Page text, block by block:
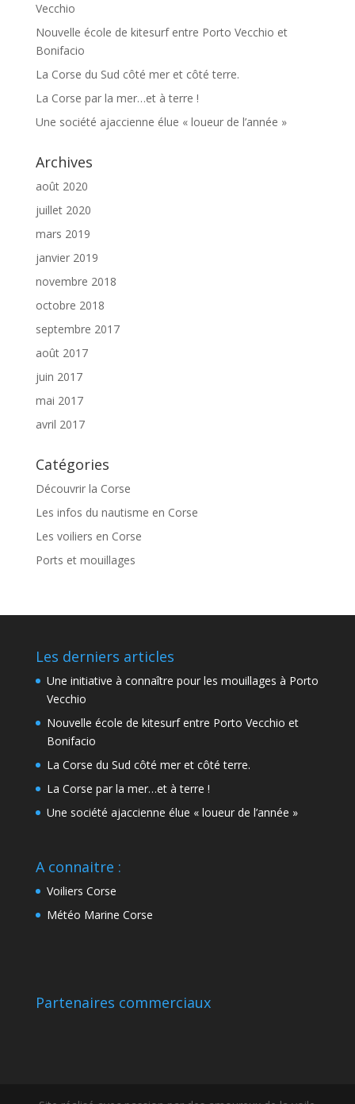
Vecchio
Nouvelle école de kitesurf entre Porto Vecchio et
Bonifacio
La Corse du Sud côté mer et côté terre.
La Corse par la mer…et à terre !
Une société ajaccienne élue « loueur de l’année »
Archives
août 2020
juillet 2020
mars 2019
janvier 2019
novembre 2018
octobre 2018
septembre 2017
août 2017
juin 2017
mai 2017
avril 2017
Catégories
Découvrir la Corse
Les infos du nautisme en Corse
Les voiliers en Corse
Ports et mouillages
Les derniers articles
Une initiative à connaître pour les mouillages à Porto
Vecchio
Nouvelle école de kitesurf entre Porto Vecchio et
Bonifacio
La Corse du Sud côté mer et côté terre.
La Corse par la mer…et à terre !
Une société ajaccienne élue « loueur de l’année »
A connaitre :
Voiliers Corse
Météo Marine Corse
Partenaires commerciaux